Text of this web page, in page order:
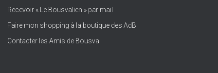
Recevoir « Le Bousvalien » par mail
Faire mon shopping à la boutique des AdB
Contacter les Amis de Bousval